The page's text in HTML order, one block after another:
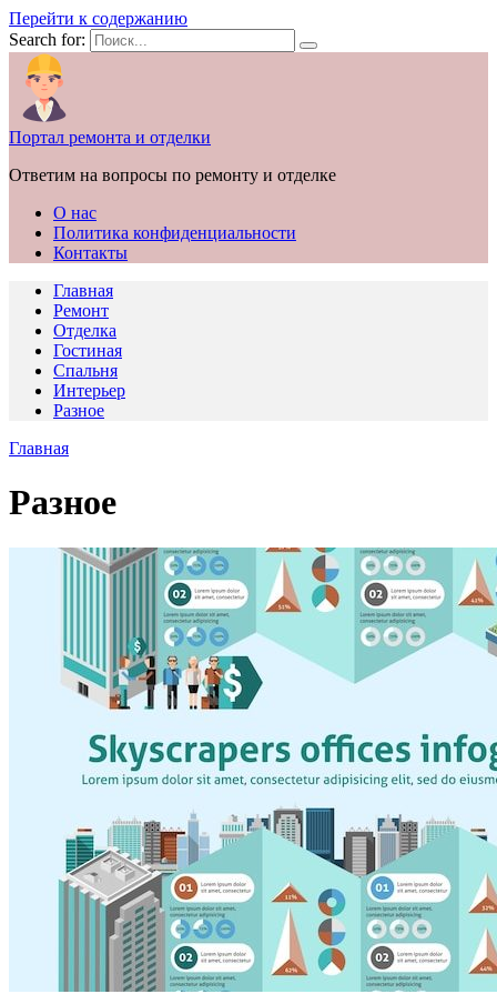
Перейти к содержанию
Search for:
Портал ремонта и отделки
Ответим на вопросы по ремонту и отделке
О нас
Политика конфиденциальности
Контакты
Главная
Ремонт
Отделка
Гостиная
Спальня
Интерьер
Разное
Главная
Разное